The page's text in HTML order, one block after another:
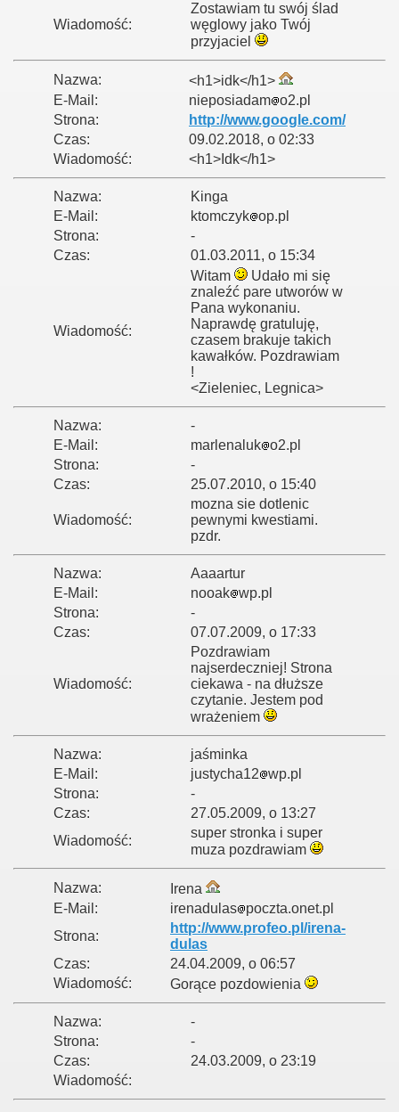
Wiadomość:
Zostawiam tu swój ślad
węglowy jako Twój
przyjaciel
Nazwa:
<h1>idk</h1>
E-Mail:
nieposiadam o2.pl
Strona:
http://www.google.com/
Czas:
09.02.2018, o 02:33
Wiadomość:
<h1>Idk</h1>
Nazwa:
Kinga
E-Mail:
ktomczyk op.pl
Strona:
-
Czas:
01.03.2011, o 15:34
Wiadomość:
Witam
Udało mi się
znaleźć pare utworów w
Pana wykonaniu.
Naprawdę gratuluję,
czasem brakuje takich
kawałków. Pozdrawiam
!
<Zieleniec, Legnica>
Nazwa:
-
E-Mail:
marlenaluk o2.pl
Strona:
-
Czas:
25.07.2010, o 15:40
Wiadomość:
mozna sie dotlenic
pewnymi kwestiami.
pzdr.
Nazwa:
Aaaartur
E-Mail:
nooak wp.pl
Strona:
-
Czas:
07.07.2009, o 17:33
Wiadomość:
Pozdrawiam
najserdeczniej! Strona
ciekawa - na dłuższe
czytanie. Jestem pod
wrażeniem
Nazwa:
jaśminka
E-Mail:
justycha12
wp.pl
Strona:
-
Czas:
27.05.2009, o 13:27
Wiadomość:
super stronka i super
muza pozdrawiam
Nazwa:
Irena
E-Mail:
irenadulas
poczta.onet.pl
Strona:
http://www.profeo.pl/irena-
dulas
Czas:
24.04.2009, o 06:57
Wiadomość:
Gorące pozdowienia
Nazwa:
-
Strona:
-
Czas:
24.03.2009, o 23:19
Wiadomość: